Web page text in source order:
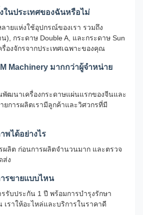
นประเทศของฉันหรือไม่
ายแห่งใช้อุปกรณ์ของเรา รวมถึง
), กระดาษ Double A, และกระดาษ Sun
รื่องจักรจากประเทศเฉพาะของคุณ
Machinery มากกว่าผู้จําหน่าย
พัฒนาเครื่องกระดาษแผ่นแรกของจีนและ
ยการผลิตเรามีลูกค้าและวิศวกรที่มี
ได้อย่างไร
ผลิต ก่อนการผลิตจํานวนมาก และตรวจ
ส่ง
รขายแบบไหน
รับประกัน 1 ปี พร้อมการบํารุงรักษา
ราให้อะไหล่และบริการในราคาดี